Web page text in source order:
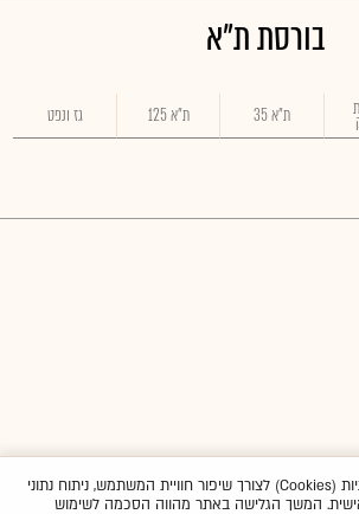
בורסת ת"א
ת"א 35 ת"א 125 גז ונפט
האתר עושה שימוש בעוגיות (Cookies) לצורך שיפור חוויית המשתמש, ניתוח נתוני
המשך הגלישה באתר מהווה הסכמה לשימוש